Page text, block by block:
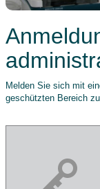
Melden Sie sich mit
geschützten Bereich zu